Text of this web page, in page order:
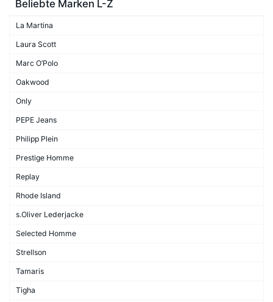
Beliebte Marken L-Z
La Martina
Laura Scott
Marc O’Polo
Oakwood
Only
PEPE Jeans
Philipp Plein
Prestige Homme
Replay
Rhode Island
s.Oliver Lederjacke
Selected Homme
Strellson
Tamaris
Tigha